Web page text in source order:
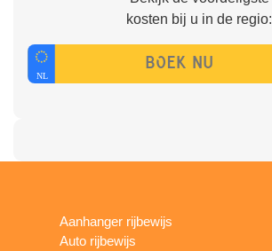
kosten bij u in de regio:
Aanhanger rijbewijs
Auto rijbewijs